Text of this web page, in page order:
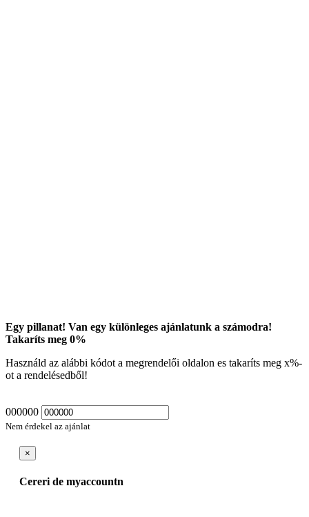
Egy pillanat! Van egy különleges ajánlatunk a számodra!
Takaríts meg 0%
Használd az alábbi kódot a megrendelői oldalon es takaríts meg x%-
ot a rendelésedből!
000000
Nem érdekel az ajánlat
×
Cereri de myaccountn